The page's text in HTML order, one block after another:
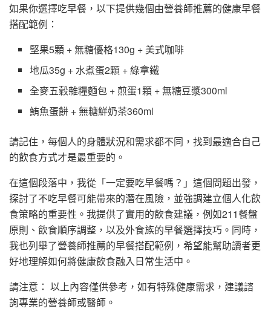
如果你選擇吃早餐，以下提供幾個由營養師推薦的健康早餐
搭配範例：
堅果5顆 + 無糖優格130g + 美式咖啡
地瓜35g + 水煮蛋2顆 + 綠拿鐵
全麥五穀雜糧麵包 + 煎蛋1顆 + 無糖豆漿300ml
鮪魚蛋餅 + 無糖鮮奶茶360ml
請記住，每個人的身體狀況和需求都不同，找到最適合自己
的飲食方式才是最重要的。
在這個段落中，我從「一定要吃早餐嗎？」這個問題出發，
探討了不吃早餐可能帶來的潛在風險，並強調建立個人化飲
食策略的重要性。我提供了實用的飲食建議，例如211餐盤
原則、飲食順序調整，以及外食族的早餐選擇技巧。同時，
我也列舉了營養師推薦的早餐搭配範例，希望能幫助讀者更
好地理解如何將健康飲食融入日常生活中。
請注意： 以上內容僅供參考，如有特殊健康需求，建議諮
詢專業的營養師或醫師。